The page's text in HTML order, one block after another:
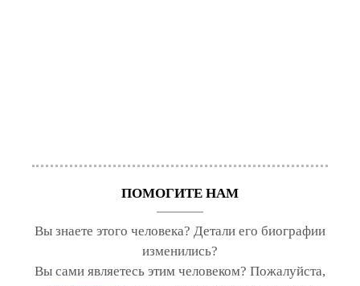
ПОМОГИТЕ НАМ
Вы знаете этого человека? Детали его биографии
изменились?
Вы сами являетесь этим человеком? Пожалуйста,